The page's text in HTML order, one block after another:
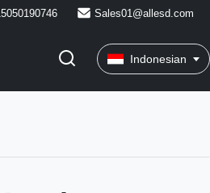
Sales01@allesd.com
Indonesian